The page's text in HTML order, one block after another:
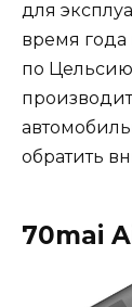
для
время года
по
обратить
70mai